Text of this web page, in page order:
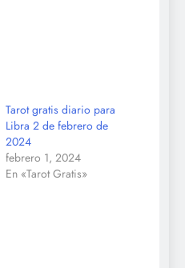
Tarot gratis diario para
Libra 2 de febrero de
2024
febrero 1, 2024
En «Tarot Gratis»